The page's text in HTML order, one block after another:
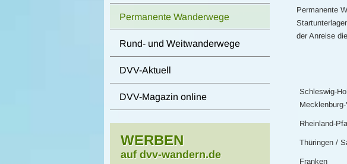
Permanente
der Anreise
Schleswig-
Rheinland-
Thüringen /
Franken
Permanente Wanderwege
Rund- und Weitwanderwege
DVV-Aktuell
DVV-Magazin online
WERBEN
auf dvv-wandern.de